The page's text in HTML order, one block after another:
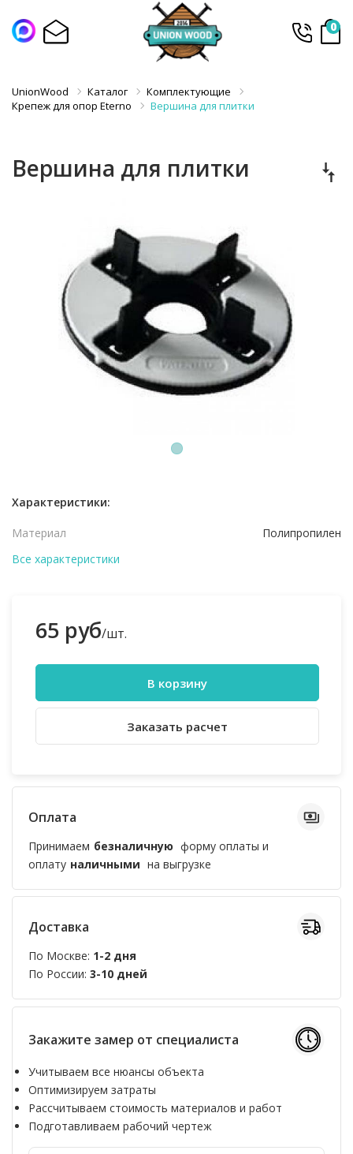
0
UnionWood Каталог
Комплектующие
Крепеж для опор Eterno
Вершина для плитки
Вершина для плитки
1
Характеристики:
Материал
Полипропилен
Все характеристики
65 руб/шт.
В корзину
Заказать расчет
Оплата
Принимаем безналичную форму оплаты и
оплату наличными на выгрузке
Доставка
По Москве: 1-2 дня
По России: 3-10 дней
Закажите замер от специалиста
Учитываем все нюансы объекта
Оптимизируем затраты
Рассчитываем стоимость материалов и работ
Подготавливаем рабочий чертеж